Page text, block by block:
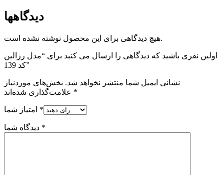
دیدگاهها
هیچ دیدگاهی برای این محصول نوشته نشده است.
اولین نفری باشید که دیدگاهی را ارسال می کنید برای “مدل رزالین
کد 139”
نشانی ایمیل شما منتشر نخواهد شد. بخش‌های موردنیاز
*
*
*